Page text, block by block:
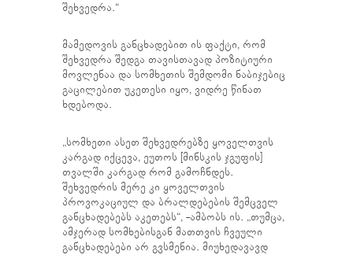
შეხვედრა.“
მამედოვის განცხადებით ის ფაქტი, რომ
შეხვედრა შედგა თავისთავად პოზიტიური
მოვლენაა და სომხეთის შემდომი ნაბიჯებიც
გაცილებით უკეთესი იყო, ვიდრე წინათ
ხდებოდა.
„სომხეთი ასეთ შეხვედრებზე ყოველთვის
კარგად იქცევა, ეუთოს [მინსკის ჯგუფის]
თვალში კარგად რომ გამოჩნდეს.
შეხვედრის მერე კი ყოველთვის
პროვოკაციულ და ბრალდებების შემცველ
განცხადებებს აკეთებს“, -ამბობს ის. „თუმცა,
ამჯერად სომხებისგან მათთვის ჩვეული
განცხადებები არ გვსმენია. მიუხედავავდ